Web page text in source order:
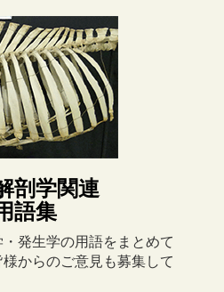
剖学関連
語集
発生学の用語をまとめて
からのご意見も募集して